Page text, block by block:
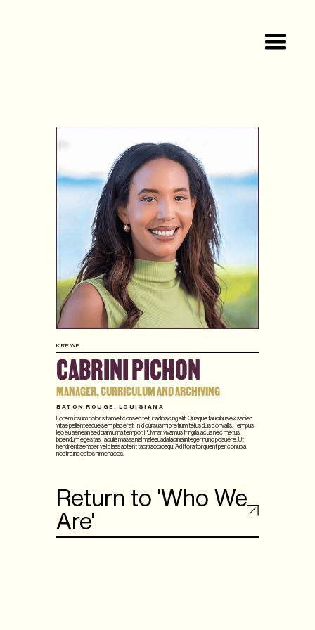
KREWE
CABRINI PICHON
MANAGER, CURRICULUM AND ARCHIVING
BATON ROUGE, LOUISIANA
Lorem ipsum dolor sit amet consectetur adipiscing elit. Quisque faucibus ex sapien
vitae pellentesque sem placerat. In id cursus mi pretium tellus duis convallis. Tempus
leo eu aenean sed diam urna tempor. Pulvinar vivamus fringilla lacus nec metus
bibendum egestas. Iaculis massa nisl malesuada lacinia integer nunc posuere. Ut
hendrerit semper vel class aptent taciti sociosqu. Ad litora torquent per conubia
nostra inceptos himenaeos.
Return to 'Who We
Are'